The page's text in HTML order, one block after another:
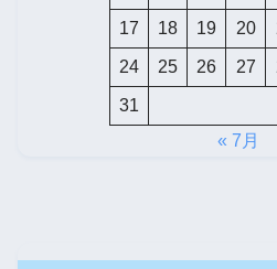
17 18 19 20
24 25 26 27
31
« 7月